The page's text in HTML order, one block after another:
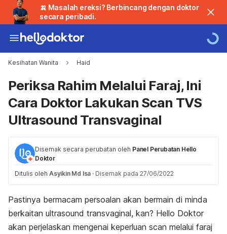
🍌 Masalah ereksi? Berbincang dengan doktor
secara peribadi.
Kesihatan Wanita Haid
Periksa Rahim Melalui Faraj, Ini
Cara Doktor Lakukan Scan TVS
Ultrasound Transvaginal
Disemak secara perubatan oleh Panel Perubatan Hello
Doktor
Ditulis oleh Asyikin Md Isa · Disemak pada 27/06/2022
Pastinya bermacam persoalan akan bermain di minda
berkaitan ultrasound transvaginal, kan? Hello Doktor
akan perjelaskan mengenai keperluan scan melalui faraj